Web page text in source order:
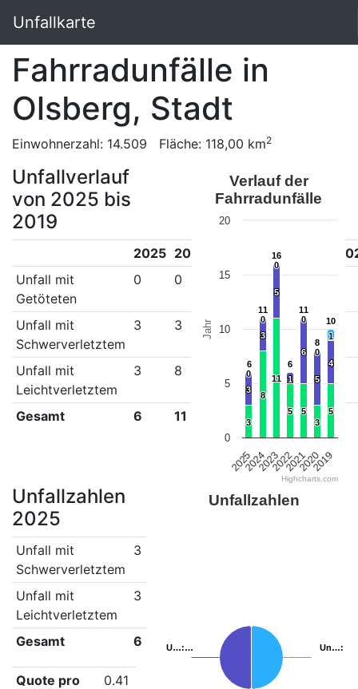
Unfallkarte
Fahrradunfälle in
Olsberg, Stadt
Einwohnerzahl: 14.509 Fläche: 118,00 km2
Unfallverlauf
von 2025 bis
2019
2025 2024 2022
Unfall mit
Getöteten
0 0 0 0 0 0
Unfall mit
Schwerverletztem
3 3 5 1 6 5
Unfall mit
Leichtverletztem
3 8
Gesamt 6 11 11
Jahr
Verlauf der
Fahrradunfälle
6
6
11
11
16
16
6
6
11
11
8
8
10
10
0
0
0
0
0
0
0
0
0
0
1
1
3
3
3
3
5
5
1
1
6
6
5
5
4
4
3
3
8
8
11
11
5
5 5
5
3
3
5
5
2025202420232022202120202019
0
5
10
15
20
Highcharts.com
Unfallzahlen
2025
Unfall mit
Schwerverletztem
3
Unfall mit
Leichtverletztem
3
Gesamt 6
Quote pro
0.41
Unfallzahlen
Un…: …
Un…: …
U…:…
U…:…